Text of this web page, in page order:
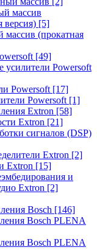
массив
версия) [5]
(прокатная
[49]
усилители Powersoft
Powersoft [17]
Powersoft [1]
Extron [58]
Extron [21]
сигналов (DSP)
Extron [2]
Extron [15]
и
Extron [2]
Bosch [146]
Bosch PLENA
Bosch PLENA